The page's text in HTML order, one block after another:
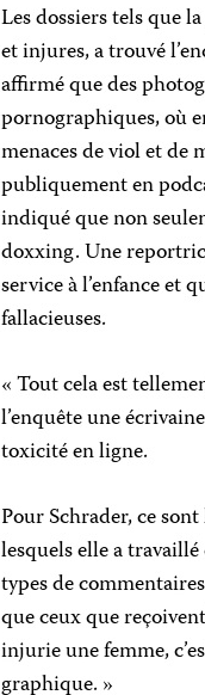
Les dossiers tels que
et injures, a trouvé
affirmé que des
pornographiques, où
menaces de viol et de
publiquement en
indiqué que non
doxxing. Une
service à l’enfance et
fallacieuses.
« Tout cela est
l’enquête une
toxicité en ligne.
Pour Schrader, ce
lesquels elle a
types de
que ceux que
injurie une femme,
graphique. »